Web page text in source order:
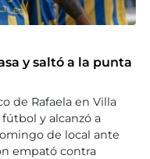
y saltó a la punta
de Rafaela en Villa
y alcanzó a
de local ante
empató contra